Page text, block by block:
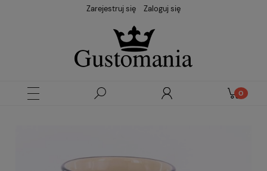
Zarejestruj się Zaloguj się